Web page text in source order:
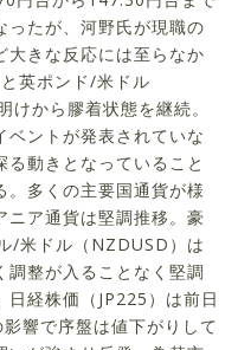
ったが、河野氏が現職の
大きな反応には至らなか
英ポンド/米ドル
けから膠着状態を継続。
ントが発表されていな
動きとなっていること
多くの主要国通貨が様
ニア通貨は堅調推移。豪
/米ドル（NZDUSD）は
整が入ることなく堅調
経株価（JP225）は前日
響で序盤は値下がりして